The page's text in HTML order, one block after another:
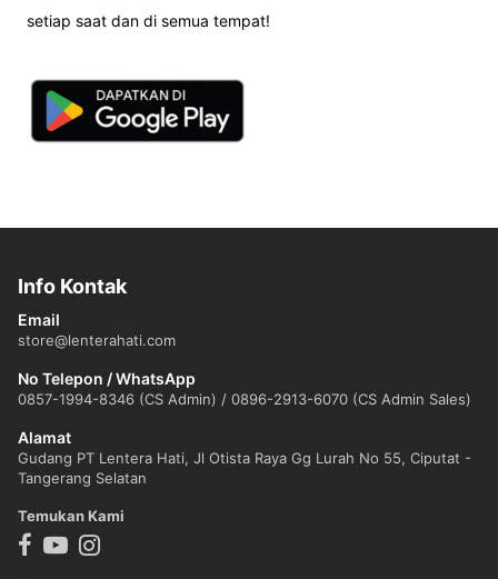
setiap saat dan di semua tempat!
Info Kontak
Email
store@lenterahati.com
No Telepon / WhatsApp
0857-1994-8346 (CS Admin) / 0896-2913-6070 (CS Admin Sales)
Alamat
Gudang PT Lentera Hati, Jl Otista Raya Gg Lurah No 55, Ciputat -
Tangerang Selatan
Temukan Kami